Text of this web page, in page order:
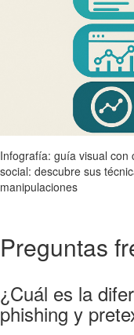
Infografía: guía visual con
social: descubre sus
manipulaciones
Preguntas
¿Cuál es la
phishing y